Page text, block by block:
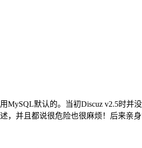
默认的。当初Discuz v2.5时并
并且都说很危险也很麻烦！后来亲